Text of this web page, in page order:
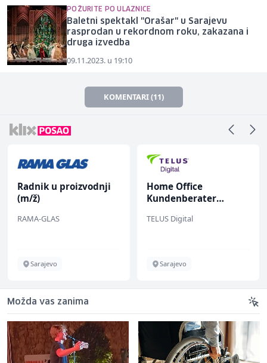
POŽURITE PO ULAZNICE
Baletni spektakl "Orašar" u Sarajevu
rasprodan u rekordnom roku, zakazana i
druga izvedba
09.11.2023. u 19:10
KOMENTARI (11)
Radnik u proizvodnji
(m/ž)
RAMA-GLAS
Sarajevo
Home Office
Kundenberater
TELUS Digital
Sarajevo
Možda vas zanima